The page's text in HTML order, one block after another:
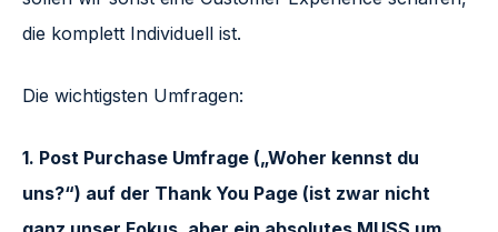
die komplett Individuell ist.
Die wichtigsten Umfragen:
1. Post Purchase Umfrage („Woher kennst du
uns?“) auf der Thank You Page (ist zwar nicht